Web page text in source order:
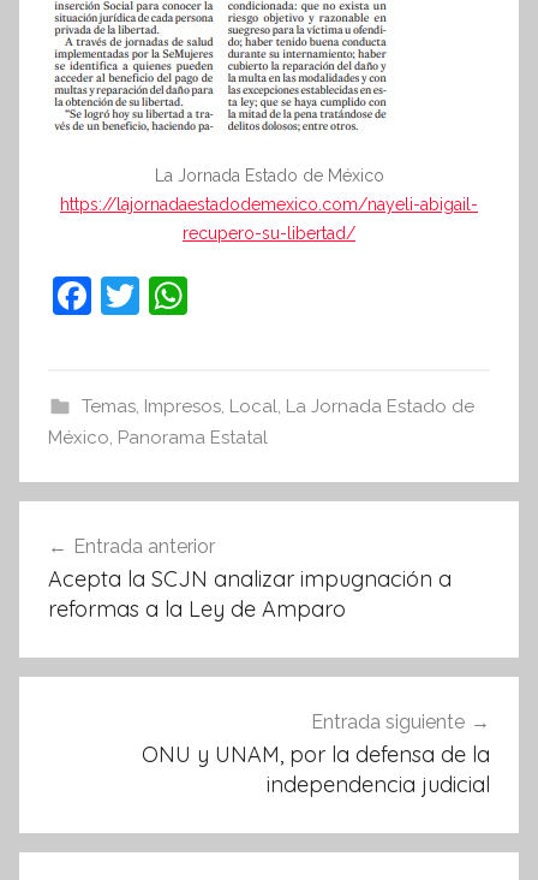
La Jornada Estado de México
https://lajornadaestadodemexico.com/nayeli-abigail-
recupero-su-libertad/
F
e
b
o
k
T
er s
A
p
Temas, Impresos, Local, La Jornada Estado de
México, Panorama Estatal
de
entradas
Entrada anterior
Acepta la SCJN analizar impugnación a
reformas a la Ley de Amparo
Entrada siguiente
ONU y UNAM, por la defensa de la
independencia judicial